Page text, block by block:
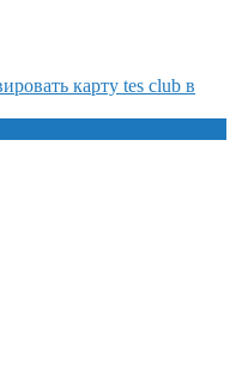
карту tes club в